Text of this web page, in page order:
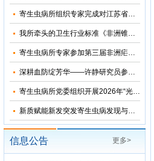
寄生虫病所组织专家完成对江苏省和湖北省2026年疟疾再传播风险评估
我所牵头的卫生行业标准《非洲锥虫病诊断》正式发布
寄生虫病所专家参加第三届非洲疟疾消除国际研讨会并分享中国抗疟经验
深耕血防绽芳华——许静研究员参加2026年“我和我的疾控故事”宣讲会
寄生虫病所党委组织开展2026年“光荣在党50年”纪念章颁发仪式
新质赋能新发突发寄生虫病发现与科研能力提升培训班在苏州成功举办
信息公告 更多>